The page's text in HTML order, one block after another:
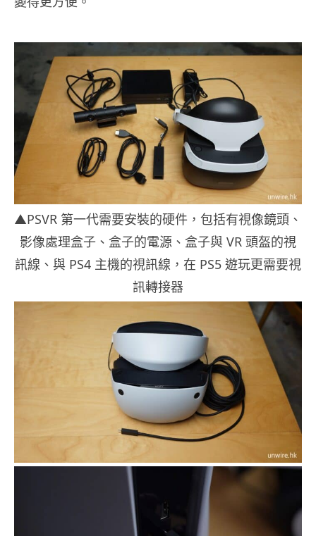
▲PSVR 第一代需要安裝的硬件，包括有視像鏡頭、
影像處理盒子、盒子的電源、盒子與 VR 頭盔的視
訊線、與 PS4 主機的視訊線，在 PS5 遊玩更需要視
訊轉接器